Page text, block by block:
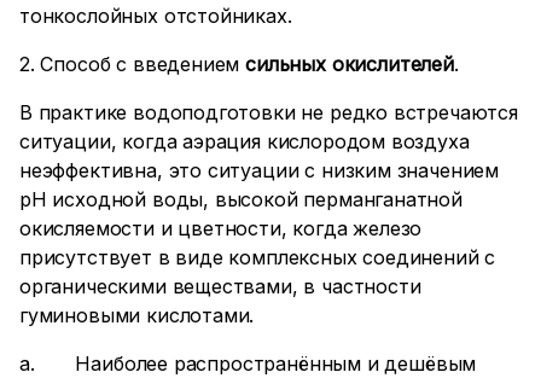
тонкослойных отстойниках.
2. Способ с введениемсильных окислителей.
В практике водоподготовки не редко встречаются
ситуации, когда аэрация кислородом воздуха
неэффективна, это ситуации с низким значением
рН исходной воды, высокой перманганатной
окисляемости и цветности, когда железо
присутствует в виде комплексных соединений с
органическими веществами, в частности
гуминовыми кислотами.
a. Наиболее распространённым и дешёвым